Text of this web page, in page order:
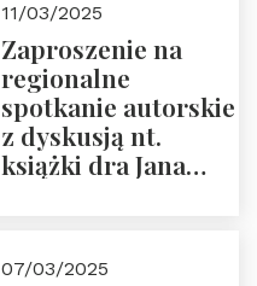
i prof.
Krasnodębski
11/03/2025
Zaproszenie na
regionalne
spotkanie autorskie
z dyskusją nt.
książki dra Jana
07/03/2025